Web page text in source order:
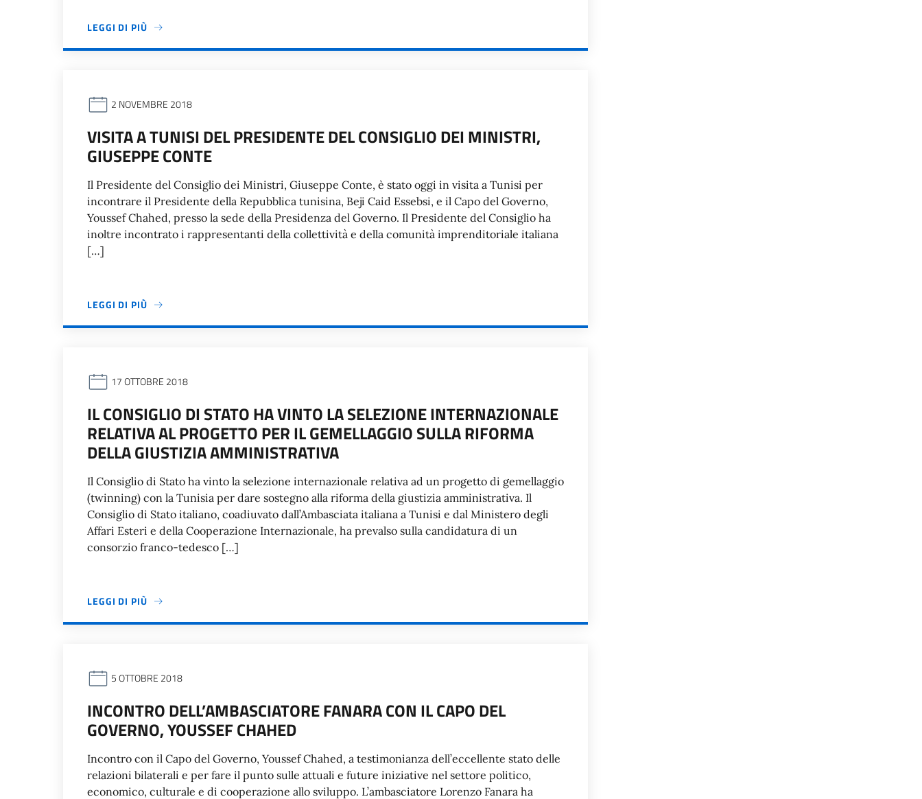
LEGGI DI PIÙ
2 NOVEMBRE 2018
VISITA A TUNISI DEL PRESIDENTE DEL CONSIGLIO DEI MINISTRI,
GIUSEPPE CONTE
Il Presidente del Consiglio dei Ministri, Giuseppe Conte, è stato oggi in visita a Tunisi per
incontrare il Presidente della Repubblica tunisina, Beji Caid Essebsi, e il Capo del Governo,
Youssef Chahed, presso la sede della Presidenza del Governo. Il Presidente del Consiglio ha
inoltre incontrato i rappresentanti della collettività e della comunità imprenditoriale italiana
[…]
LEGGI DI PIÙ
17 OTTOBRE 2018
IL CONSIGLIO DI STATO HA VINTO LA SELEZIONE INTERNAZIONALE
RELATIVA AL PROGETTO PER IL GEMELLAGGIO SULLA RIFORMA
DELLA GIUSTIZIA AMMINISTRATIVA
Il Consiglio di Stato ha vinto la selezione internazionale relativa ad un progetto di gemellaggio
(twinning) con la Tunisia per dare sostegno alla riforma della giustizia amministrativa. Il
Consiglio di Stato italiano, coadiuvato dall’Ambasciata italiana a Tunisi e dal Ministero degli
Affari Esteri e della Cooperazione Internazionale, ha prevalso sulla candidatura di un
consorzio franco-tedesco […]
LEGGI DI PIÙ
5 OTTOBRE 2018
INCONTRO DELL’AMBASCIATORE FANARA CON IL CAPO DEL
GOVERNO, YOUSSEF CHAHED
Incontro con il Capo del Governo, Youssef Chahed, a testimonianza dell’eccellente stato delle
relazioni bilaterali e per fare il punto sulle attuali e future iniziative nel settore politico,
economico, culturale e di cooperazione allo sviluppo. L’ambasciatore Lorenzo Fanara ha